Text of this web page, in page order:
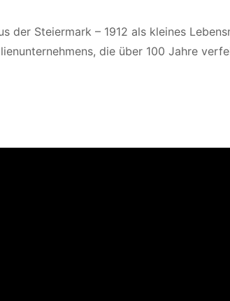
der Steiermark – 1912 als kleines
die über 100 Jahre